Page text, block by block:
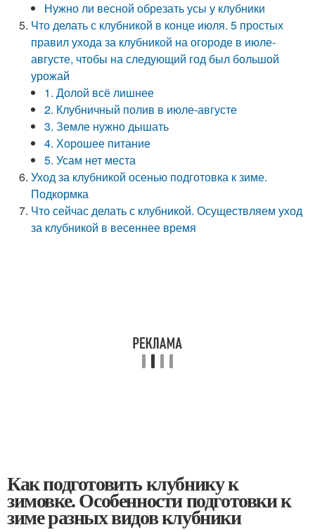
Нужно ли весной обрезать усы у клубники
Что делать с клубникой в конце июля. 5 простых
правил ухода за клубникой на огороде в июле-
августе, чтобы на следующий год был большой
урожай
1. Долой всё лишнее
2. Клубничный полив в июле-августе
3. Земле нужно дышать
4. Хорошее питание
5. Усам нет места
Уход за клубникой осенью подготовка к зиме.
Подкормка
Что сейчас делать с клубникой. Осуществляем уход
за клубникой в весеннее время
Как подготовить клубнику к
зимовке. Особенности подготовки к
зиме разных видов клубники